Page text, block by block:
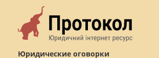
Юридические оговорки